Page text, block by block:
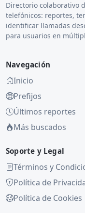
Directorio colaborativo
telefónicos: reportes,
identificar llamadas
para usuarios en
Navegación
Inicio
Prefijos
Últimos reportes
Más buscados
Soporte y Legal
Términos y
Política de
Política de Cookies